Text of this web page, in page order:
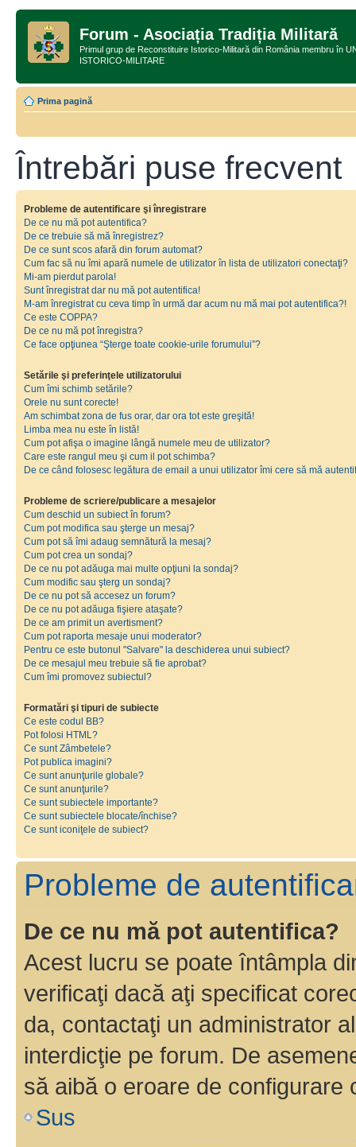
Forum - Asociația Tradiția Militară
Primul grup de Reconstituire Istorico-Militară din România membru în
ISTORICO-MILITARE
Prima pagină
Întrebări puse frecvent
Probleme de autentificare şi înregistrare
De ce nu mă pot autentifica?
De ce trebuie să mă înregistrez?
De ce sunt scos afară din forum automat?
Cum fac să nu îmi apară numele de utilizator în lista de utilizatori conectaţi?
Mi-am pierdut parola!
Sunt înregistrat dar nu mă pot autentifica!
M-am înregistrat cu ceva timp în urmă dar acum nu mă mai pot autentifica?!
Ce este COPPA?
De ce nu mă pot înregistra?
Ce face opţiunea “Şterge toate cookie-urile forumului”?
Setările şi preferinţele utilizatorului
Cum îmi schimb setările?
Orele nu sunt corecte!
Am schimbat zona de fus orar, dar ora tot este greşită!
Limba mea nu este în listă!
Cum pot afişa o imagine lângă numele meu de utilizator?
Care este rangul meu şi cum il pot schimba?
De ce când folosesc legătura de email a unui utilizator îmi cere să mă
Probleme de scriere/publicare a mesajelor
Cum deschid un subiect în forum?
Cum pot modifica sau şterge un mesaj?
Cum pot să îmi adaug semnătură la mesaj?
Cum pot crea un sondaj?
De ce nu pot adăuga mai multe opţiuni la sondaj?
Cum modific sau şterg un sondaj?
De ce nu pot să accesez un forum?
De ce nu pot adăuga fişiere ataşate?
De ce am primit un avertisment?
Cum pot raporta mesaje unui moderator?
Pentru ce este butonul "Salvare" la deschiderea unui subiect?
De ce mesajul meu trebuie să fie aprobat?
Cum îmi promovez subiectul?
Formatări şi tipuri de subiecte
Ce este codul BB?
Pot folosi HTML?
Ce sunt Zâmbetele?
Pot publica imagini?
Ce sunt anunţurile globale?
Ce sunt anunţurile?
Ce sunt subiectele importante?
Ce sunt subiectele blocate/închise?
Ce sunt iconiţele de subiect?
Probleme de
De ce nu mă pot autentifica?
Acest lucru se poate întâmpla
verificaţi dacă aţi specificat
da, contactaţi un administrator
interdicţie pe forum. De
să aibă o eroare de configurare
Sus